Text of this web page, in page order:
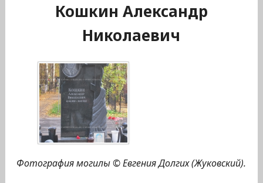
Кошкин Александр
Николаевич
Фотография могилы © Евгения Долгих (Жуковский).